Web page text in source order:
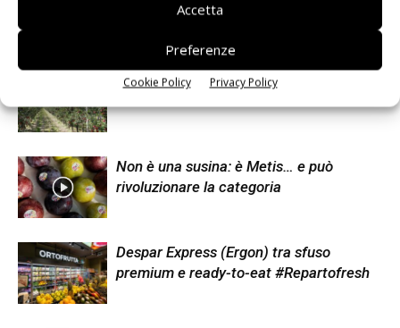
Accetta
Preferenze
Cookie Policy Privacy Policy
Il caldo record anticipa la campagna di
Non è una susina: è Metis… e può
rivoluzionare la categoria
Despar Express (Ergon) tra sfuso
premium e ready-to-eat #Repartofresh